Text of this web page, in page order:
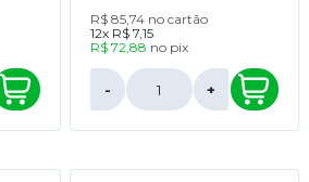
R$ 85,74 no cartão
12x R$ 7,15
R$ 72,88 no pix
- +